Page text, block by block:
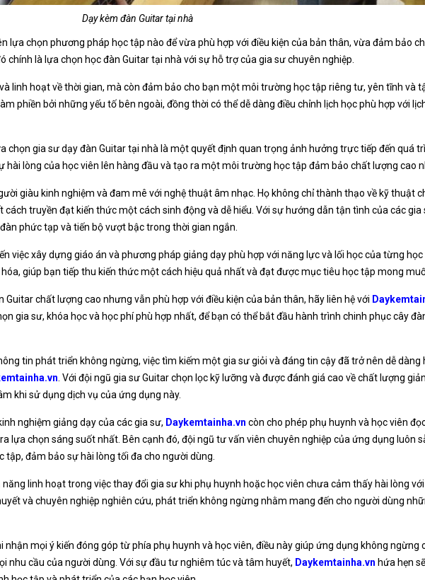
Dạy kèm đàn Guitar tại nhà
lựa chọn phương pháp học tập nào để vừa phù hợp với điều kiện của bản thân, vừa đảm bảo
chính là lựa chọn học đàn Guitar tại nhà với sự hỗ trợ của gia sư chuyên nghiệp.
linh hoạt về thời gian, mà còn đảm bảo cho bạn một môi trường học tập riêng tư, yên tĩnh và
phiền bởi những yếu tố bên ngoài, đồng thời có thể dễ dàng điều chỉnh lịch học phù hợp với
chọn gia sư dạy đàn Guitar tại nhà là một quyết định quan trọng ảnh hưởng trực tiếp đến quá
hài lòng của học viên lên hàng đầu và tạo ra một môi trường học tập đảm bảo chất lượng cao
giàu kinh nghiệm và đam mê với nghệ thuật âm nhạc. Họ không chỉ thành thạo về kỹ thuật
truyền đạt kiến thức một cách sinh động và dễ hiểu. Với sự hướng dẫn tận tình của các gia
phức tạp và tiến bộ vượt bậc trong thời gian ngắn.
việc xây dựng giáo án và phương pháp giảng dạy phù hợp với năng lực và lối học của từng
giúp bạn tiếp thu kiến thức một cách hiệu quả nhất và đạt được mục tiêu học tập mong
chất lượng cao nhưng vẫn phù hợp với điều kiện của bản thân, hãy liên hệ với
gia sư, khóa học và học phí phù hợp nhất, để bạn có thể bắt đầu hành trình chinh phục cây
tin phát triển không ngừng, việc tìm kiếm một gia sư giỏi và đáng tin cậy đã trở nên dễ dàng
. Với đội ngũ gia sư Guitar chọn lọc kỹ lưỡng và được đánh giá cao về chất lượng
khi sử dụng dịch vụ của ứng dụng này.
nghiệm giảng dạy của các gia sư, Daykemtainha.vn còn cho phép phụ huynh và học viên
lựa chọn sáng suốt nhất. Bên cạnh đó, đội ngũ tư vấn viên chuyên nghiệp của ứng dụng luôn
đảm bảo sự hài lòng tối đa cho người dùng.
năng linh hoạt trong việc thay đổi gia sư khi phụ huynh hoặc học viên chưa cảm thấy hài lòng
và chuyên nghiệp nghiên cứu, phát triển không ngừng nhằm mang đến cho người dùng
nhận mọi ý kiến đóng góp từ phía phụ huynh và học viên, điều này giúp ứng dụng không ngừng
nhu cầu của người dùng. Với sự đầu tư nghiêm túc và tâm huyết, Daykemtainha.vn hứa hẹn